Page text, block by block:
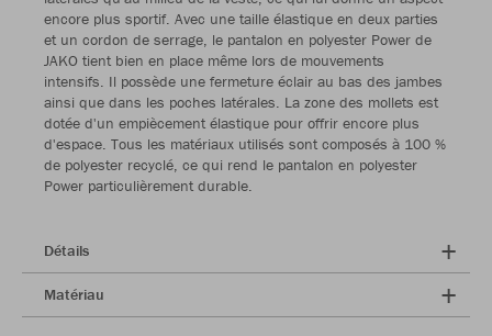
encore plus sportif. Avec une taille élastique en deux parties
et un cordon de serrage, le pantalon en polyester Power de
JAKO tient bien en place même lors de mouvements
intensifs. Il possède une fermeture éclair au bas des jambes
ainsi que dans les poches latérales. La zone des mollets est
dotée d'un empiècement élastique pour offrir encore plus
d'espace. Tous les matériaux utilisés sont composés à 100 %
de polyester recyclé, ce qui rend le pantalon en polyester
Power particulièrement durable.
Détails
Matériau